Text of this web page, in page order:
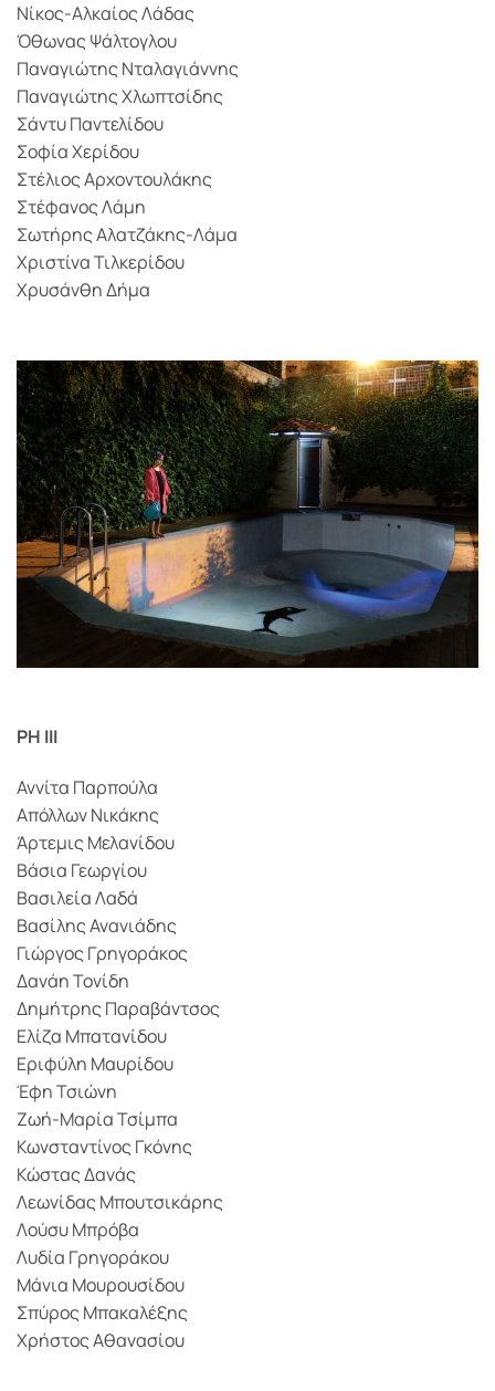
Νίκος-Αλκαίος Λάδας
Όθωνας Ψάλτογλου
Παναγιώτης Νταλαγιάννης
Παναγιώτης Χλωπτσίδης
Σάντυ Παντελίδου
Σοφία Χερίδου
Στέλιος Αρχοντουλάκης
Στέφανος Λάμη
Σωτήρης Αλατζάκης-Λάμα
Χριστίνα Τιλκερίδου
Χρυσάνθη Δήμα
PH III
Αννίτα Παρπούλα
Απόλλων Νικάκης
Άρτεμις Μελανίδου
Βάσια Γεωργίου
Βασιλεία Λαδά
Βασίλης Ανανιάδης
Γιώργος Γρηγοράκος
Δανάη Τονίδη
Δημήτρης Παραβάντσος
Ελίζα Μπατανίδου
Εριφύλη Μαυρίδου
Έφη Τσιώνη
Ζωή-Μαρία Τσίμπα
Κωνσταντίνος Γκόνης
Κώστας Δανάς
Λεωνίδας Μπουτσικάρης
Λούσυ Μπρόβα
Λυδία Γρηγοράκου
Μάνια Μουρουσίδου
Σπύρος Μπακαλέξης
Χρήστος Αθανασίου